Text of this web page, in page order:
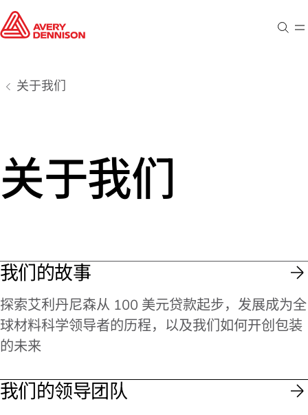
搜索
关于我们
关于我们
我们的故事
探索艾利丹尼森从 100 美元贷款起步，发展成为全
球材料科学领导者的历程，以及我们如何开创包装
的未来
我们的领导团队